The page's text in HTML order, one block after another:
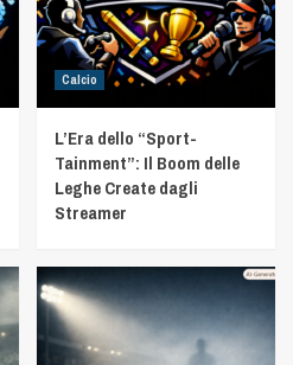
Calcio
L’Era dello “Sport-
Tainment”: Il Boom delle
Leghe Create dagli
Streamer